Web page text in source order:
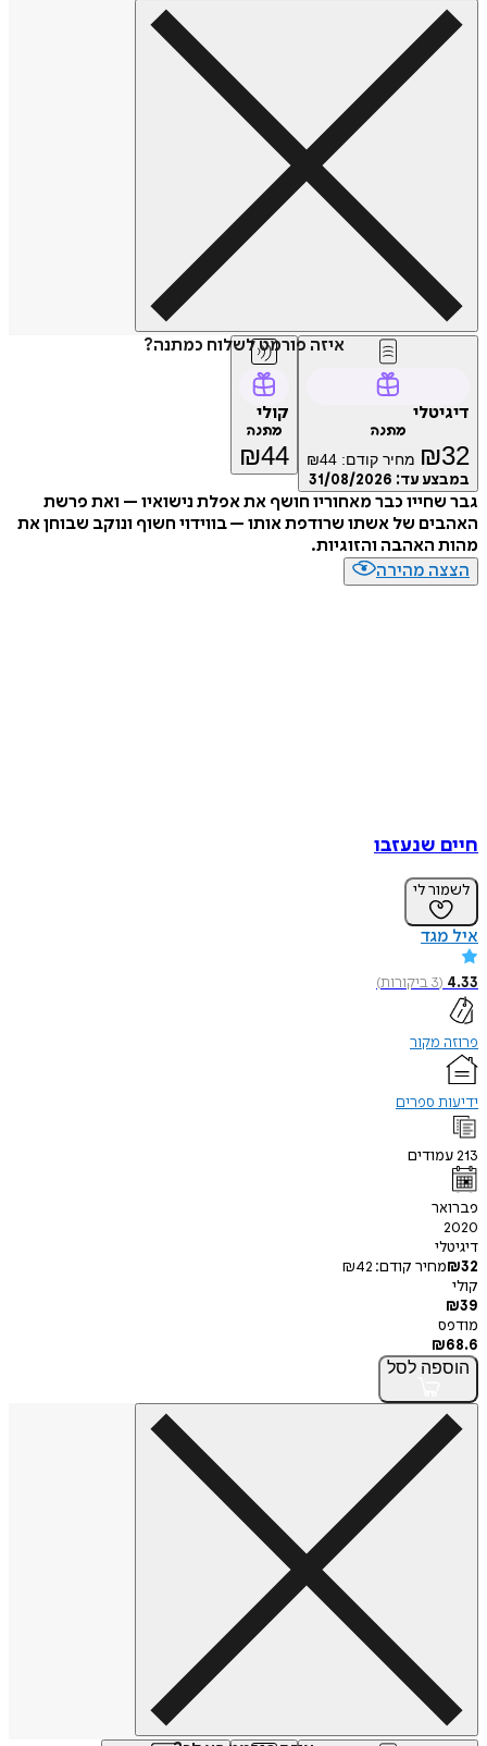
איזה פורמט לשלוח כמתנה?
דיגיטלי
מתנה
₪32 מחיר קודם: ₪44
במבצע עד: 31/08/2026
קולי
מתנה
₪44
גבר שחייו כבר מאחוריו חושף את אפלת נישואיו – ואת פרשת
האהבים של אשתו שרודפת אותו – בווידוי חשוף ונוקב שבוחן את
מהות האהבה והזוגיות.
הצצה מהירה
חיים שנעזבו
לשמור לי
איל מגד
4.33
(
3ביקורות)
פרוזה מקור
ידיעות ספרים
213עמודים
פברואר
2020
דיגיטלי
₪32 מחיר קודם: ₪42
קולי
₪39
מודפס
₪68.6
הוספה לסל